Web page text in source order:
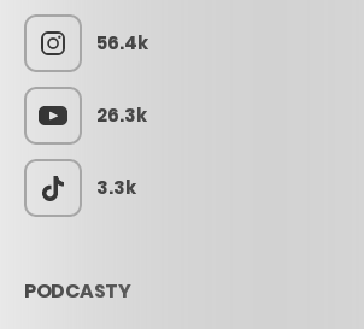
56.4k
26.3k
3.3k
PODCASTY